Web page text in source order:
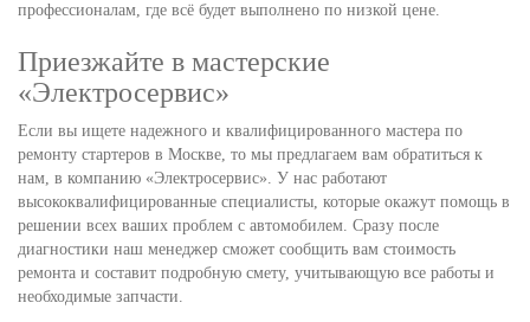
профессионалам, где всё будет выполнено по низкой цене.
Приезжайте в мастерские
«Электросервис»
Если вы ищете надежного и квалифицированного мастера по
ремонту стартеров в Москве, то мы предлагаем вам обратиться к
нам, в компанию «Электросервис». У нас работают
высококвалифицированные специалисты, которые окажут помощь в
решении всех ваших проблем с автомобилем. Сразу после
диагностики наш менеджер сможет сообщить вам стоимость
ремонта и составит подробную смету, учитывающую все работы и
необходимые запчасти.